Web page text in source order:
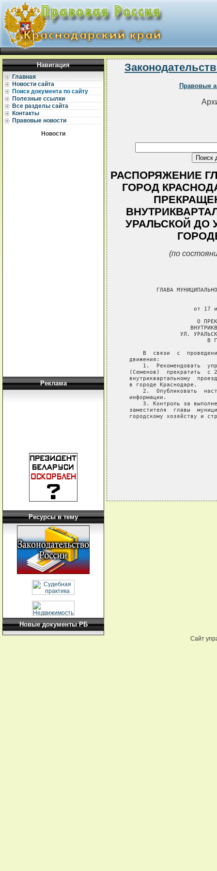
Навигация
Главная
Новости сайта
Поиск документа по сайту
Полезные ссылки
Все разделы сайта
Контакты
Правовые новости
Новости
Реклама
Ресурсы в тему
Новые документы РБ
Правовые
РАСПОРЯЖЕНИЕ
ГОРОД
УРАЛЬСКОЙ ДО
(по
ГЛАВА
от 17
О
УЛ.
В
В  связи  с
   движения:
1.  Рекомендовать
(Семенов)  прекратить  с
внутриквартальному
   в городе Краснодаре.
2.  Опубликовать
   информации.
3. Контроль за
заместителя  главы
городскому хозяйству и
Сайт